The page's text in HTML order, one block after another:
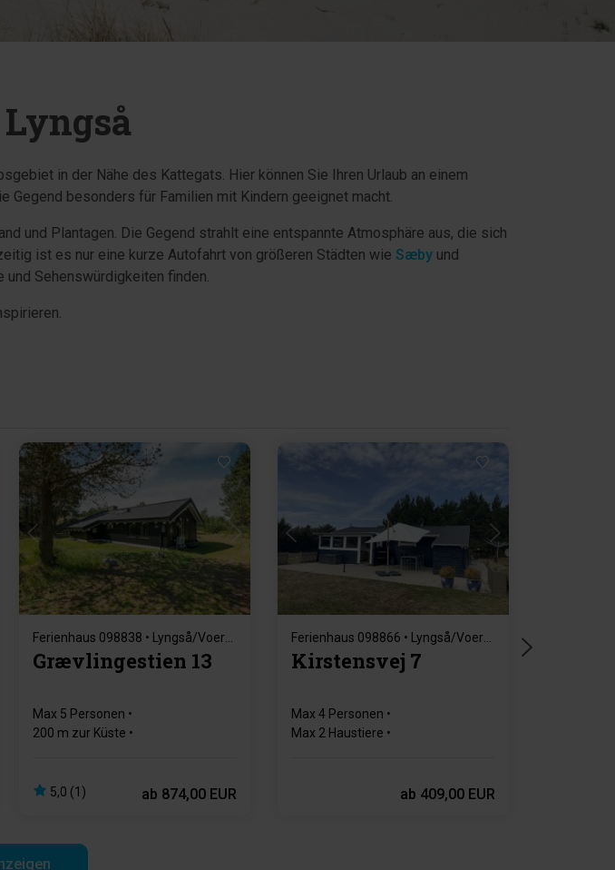
in der Nähe des Kattegats. Hier können Sie Ihren Urlaub an einem
Gegend besonders für Familien mit Kindern geeignet macht.
und Plantagen. Die Gegend strahlt eine entspannte Atmosphäre aus, die sich
ist es nur eine kurze Autofahrt von größeren Städten wie Sæby und
Sehenswürdigkeiten finden.
Lädt ...
Grævlingestien 13
Max 5 Personen
200 m zur Küste
5,0 (1)
ab 874,00 EUR
Lädt ...
Kirstensvej 7
Max 4 Personen
Max 2 Haustiere
ab 409,00 EUR